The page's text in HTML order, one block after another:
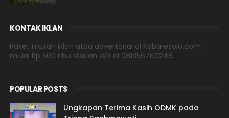
KONTAK IKLAN
Paket murah iklan atau advertorial di Kabaresolo.com
mulai Rp 500 ribu silakan WA di 081356760248.
POPULAR POSTS
Ungkapan Terima Kasih ODMK pada